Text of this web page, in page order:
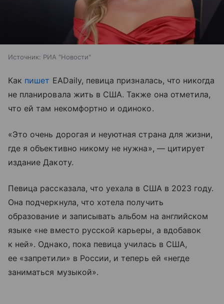
Источник: РИА "Новости"
Как пишет EADaily, певица призналась, что никогда
не планировала жить в США. Также она отметила,
что ей там некомфортно и одиноко.
«Это очень дорогая и неуютная страна для жизни,
где я объективно никому не нужна», — цитирует
издание Дакоту.
Певица рассказала, что уехала в США в 2023 году.
Она подчеркнула, что хотела получить
образование и записывать альбом на английском
языке «не вместо русской карьеры, а вдобавок
к ней». Однако, пока певица училась в США,
ее «запретили» в России, и теперь ей «негде
заниматься музыкой».